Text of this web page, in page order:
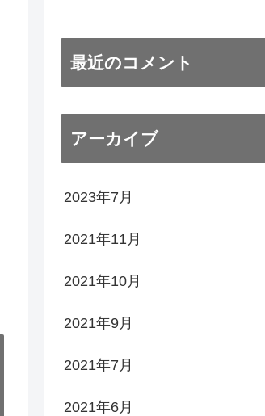
最近のコメント
アーカイブ
2023年7月
2021年11月
2021年10月
2021年9月
2021年7月
2021年6月